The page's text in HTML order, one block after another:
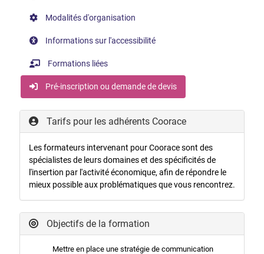
Modalités d'organisation
Informations sur l'accessibilité
Formations liées
Pré-inscription ou demande de devis
Tarifs pour les adhérents Coorace
Les formateurs intervenant pour Coorace sont des
spécialistes de leurs domaines et des spécificités de
l'insertion par l'activité économique, afin de répondre le
mieux possible aux problématiques que vous rencontrez.
Objectifs de la formation
Mettre en place une stratégie de communication